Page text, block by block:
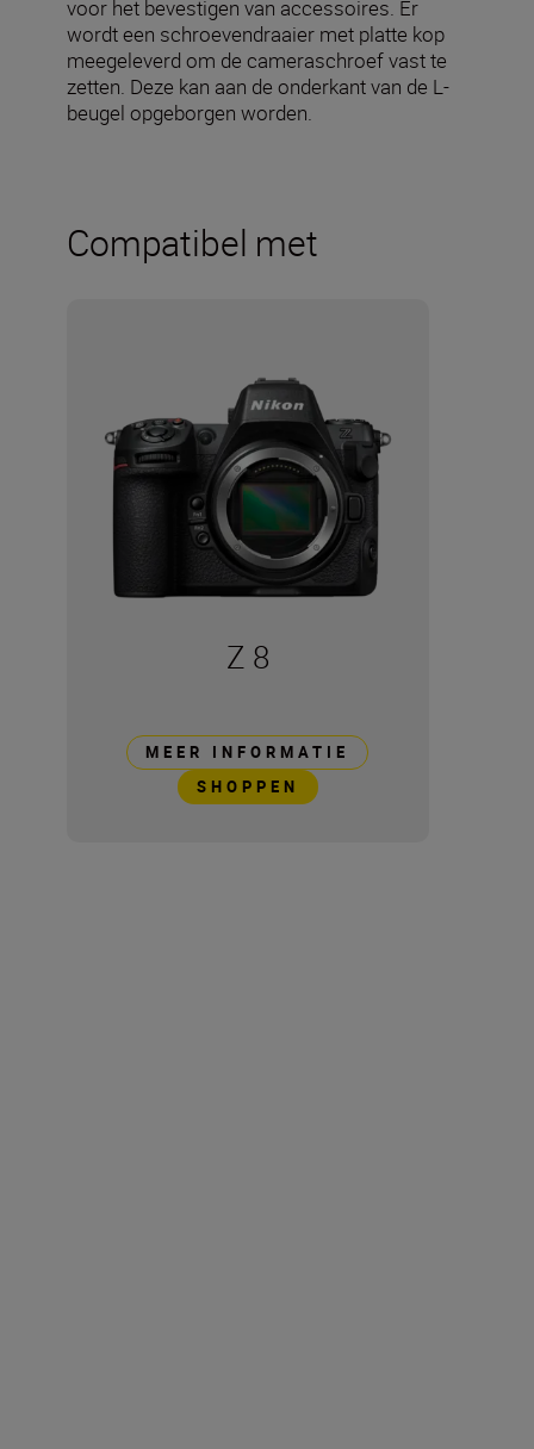
voor het bevestigen van accessoires. Er
wordt een schroevendraaier met platte kop
meegeleverd om de cameraschroef vast te
zetten. Deze kan aan de onderkant van de L-
beugel opgeborgen worden.
Compatibel met
Z 8
MEER INFORMATIE
SHOPPEN